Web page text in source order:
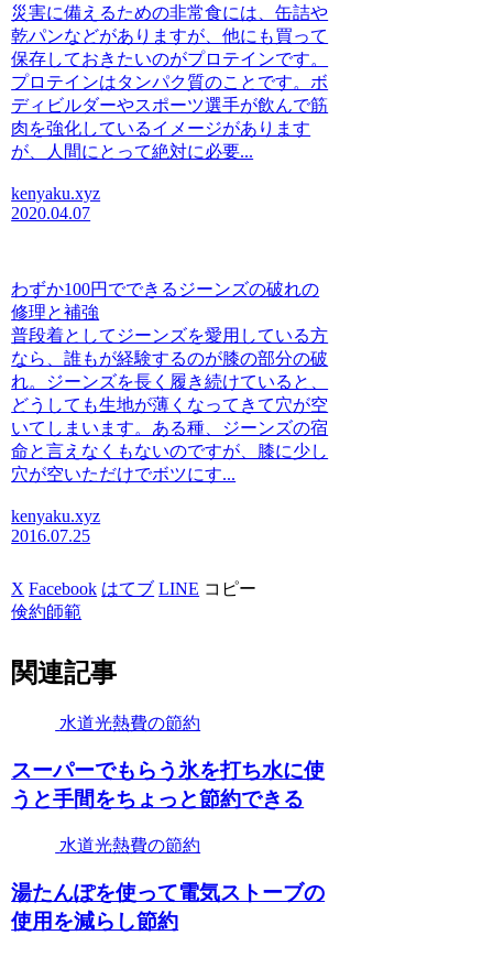
災害に備えるための非常食には、缶詰や
乾パンなどがありますが、他にも買って
保存しておきたいのがプロテインです。
プロテインはタンパク質のことです。ボ
ディビルダーやスポーツ選手が飲んで筋
肉を強化しているイメージがあります
が、人間にとって絶対に必要...
kenyaku.xyz
2020.04.07
わずか100円でできるジーンズの破れの
修理と補強
普段着としてジーンズを愛用している方
なら、誰もが経験するのが膝の部分の破
れ。ジーンズを長く履き続けていると、
どうしても生地が薄くなってきて穴が空
いてしまいます。ある種、ジーンズの宿
命と言えなくもないのですが、膝に少し
穴が空いただけでボツにす...
kenyaku.xyz
2016.07.25
X Facebook はてブ LINE コピー
倹約師範
関連記事
水道光熱費の節約
スーパーでもらう氷を打ち水に使
うと手間をちょっと節約できる
水道光熱費の節約
湯たんぽを使って電気ストーブの
使用を減らし節約